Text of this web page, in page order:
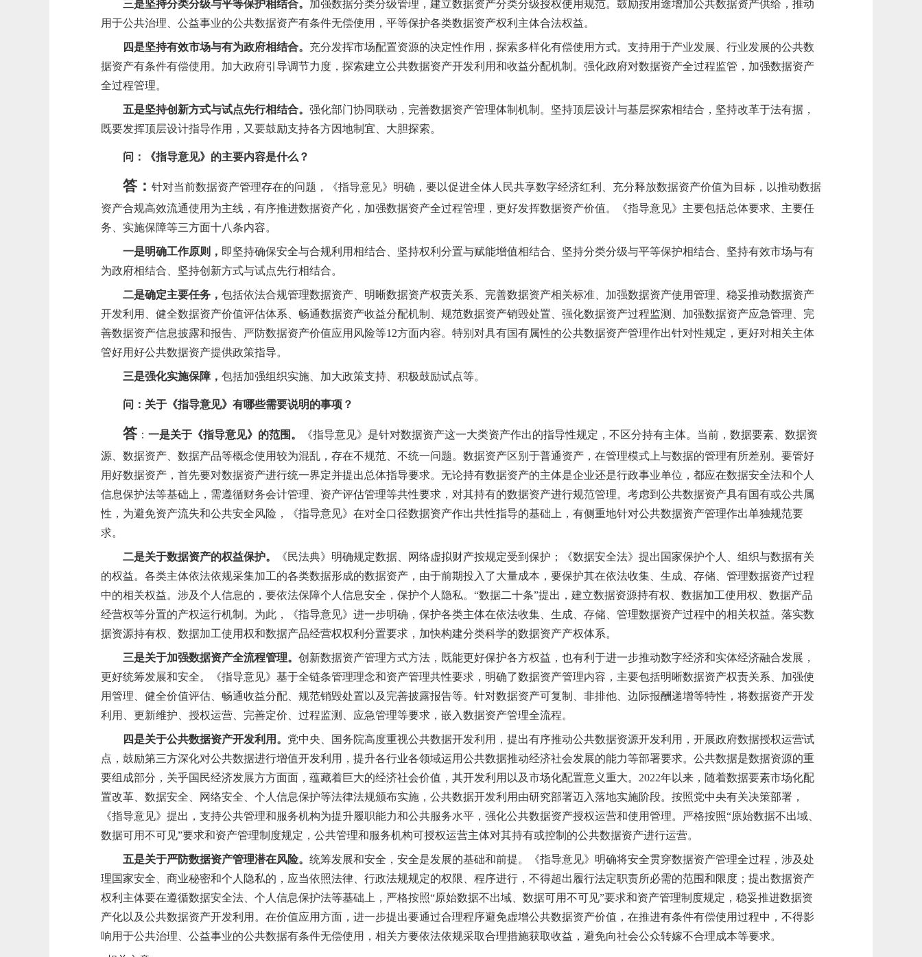
三是坚持分类分级与平等保护相结合。 加强数据分类分级管理，建立数据资产分类分级授权使用规范。鼓励按用途增加公共数据资产供给，推动
用于公共治理、公益事业的公共数据资产有条件无偿使用， 平等保护各类数据资产权利主体合法权益。
四是坚持有效市场与有为政府相结合。 充分发挥市场配置资源的决定性作用，探索多样化有偿使用方式。支持用于产业发展、行业发展的公共数
据资产有条件有偿使用。加大政府引导调节力度，探索建立公共数据资产开发利用和收益分配机制。强化政府对数据资产全过程监管， 加强数据资产
全过程管理。
五是坚持创新方式与试点先行相结合。 强化部门协同联动，完善数据资产管理体制机制。坚持顶层设计与基层探索相结合，坚持改革于法有据，
既要发挥顶层设计指导作用，又要鼓励支持各方因地制宜、大胆探索。
问： 《指导意见》的主要内容是什么？
答： 针对当前数据资产管理存在的问题，《指导意见》明确，要以促进全体人民共享数字经济红利、充分释放数据资产价值为目标，以推动数据
资产合规高效流通使用为主线，有序推进数据资产化，加强数据资产全过程管理，更好发挥数据资产价值。《指导意见》主要包括总体要求、主要任
务、实施保障等三方面十八条内容。
一是明确工作原则， 即坚持确保安全与合规利用相结合、坚持权利分置与赋能增值相结合、坚持分类分级与平等保护相结合、坚持有效市场与有
为政府相结合、坚持创新方式与试点先行相结合。
二是确定主要任务， 包括依法合规管理数据资产 明晰数据资产权责关系、 完善数据资产相关标准、加强数据资产使用管理、稳妥推动数据资产
开发利用、健全数据资产价值评估体系、畅通数据资产收益分配机制、规范数据资产销毁处置、强化数据资产过程监测、 加强数据资产应急管理 、完
善数据资产信息披露和报告、 严防数据资产价值应用风险等12方面内容。 特别对具有国有属性的公共数据资产管理作出针对性规定，更好对相关主体
管好用好公共数据资产提供政策指导。
三是强化实施保障， 包括加强组织实施、加大政策支持、积极鼓励试点等。
问： 关于《指导意见》有哪些需要说明的事项？
答： 一是关于《指导意见》的范围。
《指导意见》是针对数据资产这一大类资产作出的指导性规定，不区分持有主体。当前，数据要素、数据资
源、数据资产、数据产品等概念使用较为混乱，存在不规范、不统一问题。数据资产区别于普通资产，在管理模式上与数据的管理有所差别。要管好
用好数据资产，首先要对数据资产进行统一界定并提出总体指导要求。无论持有数据资产的主体是企业还是行政事业单位，都应在数据安全法和个人
信息保护法等基础上，需遵循财务会计管理、资产评估管理等共性要求，对其持有的数据资产进行规范管理。考虑到公共数据资产具有国有或公共属
性，为避免资产流失和公共安全风险，《指导意见》在对全口径数据资产作出共性指导的基础上，有侧重地针对公共数据资产管理作出单独规范要
求。
二是关于数据资产的权益保护。 《民法典》 明确规定数据、网络虚拟财产按规定受到保护 ；
《数据安全法》提出国家保护个人、组织与数据有关
的权益。 各类主体依法依规采集加工的各类数据形成的数据资产，由于前期投入了大量成本， 要保护其在依法收集、生成、存储、管理数据资产过程
中的相关权益。 涉及个人信息的，要依法保障个人信息安全 ，保护个人隐私。 “数据二十条”提出，建立数据资源持有权、数据加工使用权、数据产品
经营权等分置的产权运行机制 。为此， 《指导意见》 进一步明确 ，保护各类主体在依法收集、生成、存储、管理数据资产过程中的相关权益。 落实数
据资源持有权、数据加工使用权和数据产品经营权权利分置要求，加快构建分类科学的数据资产产权体系。
三是关于加强数据资产全流程管理。 创新数据资产管理方式方法，既能更好保护各方权益，也有利于进一步推动数字经济和实体经济融合发展 ，
更好统筹发展和安全。
《指导意见》基于全链条管理理念和资产管理共性要求，明确了数据资产管理内容，主要包括明晰数据资产权责关系、加强使
用管理、健全价值评估、畅通收益分配、规范销毁处置以及完善披露报告等。针对数据资产可复制、非排他、边际报酬递增等特性，将数据资产开发
利用、更新维护、授权运营、完善定价、过程监测、应急管理等要求，嵌入数据资产管理全流程。
四是关于公共数据资产开发利用。 党中央、国务院高度重视公共数据开发利用， 提出有序推动公共数据资源开发利用，开展政府数据授权运营试
点 ， 鼓励第三方深化对公共数据进行增值开发利用，提升各行业各领域运用公共数据推动经济社会发展的能力等部署要求。公共数据是数据资源的重
要组成部分，关乎国民经济发展方方面面，蕴藏着巨大的经济社会价值 ，其开发利用以及市场化配置意义重大。2022年以来，随着数据要素市场化配
置改革、数据安全、网络安全、个人信息保护等法律法规颁布实施，公共数据开发利用 由研究部署迈入落地实施阶段。按照党中央有关决策部署 ，
《指导意见》 提出， 支持公共管理和服务机构为提升履职能力和公共服务水平 ， 强化公共数据资产授权运营和使用管理。 严格按照“原始数据不出域、
数据可用不可见”要求和资产管理制度规定， 公共管理和服务机构可授权运营主体对其持有或控制 的公共数据资产进行运营。
五是关于严防数据资产管理潜在风险。 统筹发展和安全，安全是发展的基础和前提。《指导意见》明确将安全贯穿数据资产管理全过程，涉及处
理国家安全、商业秘密和个人隐私的，应当依照法律、行政法规规定的权限、程序进行，不得超出履行法定职责所必需的范围和限度；提出数据资产
权利主体要在遵循数据安全法、个人信息保护法等基础上，严格按照“原始数据不出域、数据可用不可见”要求和资产管理制度规定，稳妥推进数据资
产化以及公共数据资产开发利用。在价值应用方面，进一步提出要通过合理程序避免虚增公共数据资产价值，在推进有条件有偿使用过程中，不得影
响用于公共治理、公益事业的公共数据有条件无偿使用，相关方要依法依规采取合理措施获取收益，避免向社会公众转嫁不合理成本等要求。